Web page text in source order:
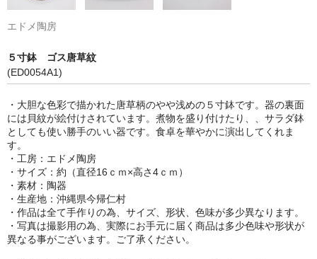
エドメ陶房
５寸鉢 ゴス唐草紋
(ED0054A1)
・大胆な色彩で描かれた唐草柄のやや浅めの５寸鉢です。器の裏面
には貝紋が絵付けされています。煮物を盛り付けたり、、サラダ鉢
としても使い勝手のいい器です。食卓を華やかに演出してくれま
す。
・工房：エドメ陶房
・サイズ：約（直径16ｃｍ×高さ4ｃｍ）
・素材：陶器
・生産地：沖縄県今帰仁村
・作品は全て手作りの為、サイズ、形状、色味が多少異なります。
・写真は撮影用の為、実際にお手元に届く商品は多少色味や形状が
異なる事がございます。ご了承ください。